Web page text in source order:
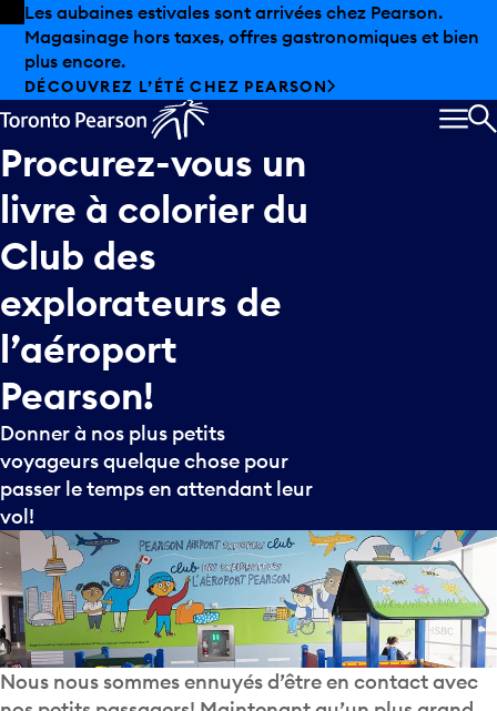
Skip to offers
Passer au contenu principal
Les aubaines estivales sont arrivées chez Pearson.
Magasinage hors taxes, offres gastronomiques et bien
plus encore.
DÉCOUVREZ L’ÉTÉ CHEZ PEARSON
Procurez-vous un
livre à colorier du
Club des
explorateurs de
l’aéroport
Pearson!
Donner à nos plus petits
voyageurs quelque chose pour
passer le temps en attendant leur
vol!
Nous nous sommes ennuyés d’être en contact avec